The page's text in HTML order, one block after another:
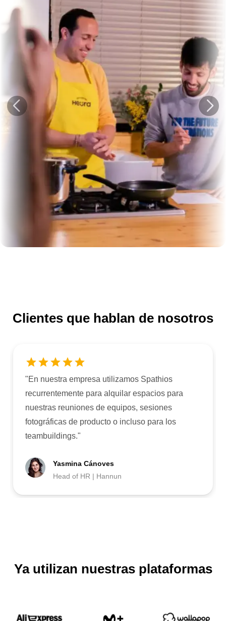
Clientes que hablan de nosotros
"En nuestra empresa utilizamos Spathios
recurrentemente para alquilar espacios para
nuestras reuniones de equipos, sesiones
fotográficas de producto o incluso para los
teambuildings."
Yasmina Cánoves
Head of HR | Hannun
Ya utilizan nuestras plataformas